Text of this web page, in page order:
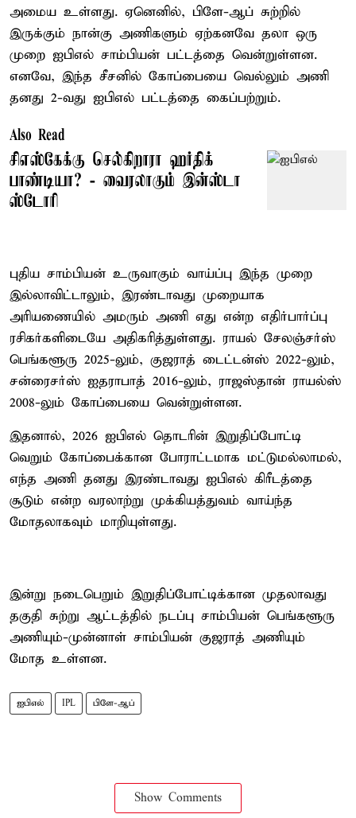
அமைய உள்ளது. ஏனெனில், பிளே-ஆப் சுற்றில்
இருக்கும் நான்கு அணிகளும் ஏற்கனவே தலா ஒரு
முறை ஐபிஎல் சாம்பியன் பட்டத்தை வென்றுள்ளன.
எனவே, இந்த சீசனில் கோப்பையை வெல்லும் அணி
தனது 2-வது ஐபிஎல் பட்டத்தை கைப்பற்றும்.
Also Read
சிஎஸ்கேக்கு செல்கிறாரா ஹர்திக்
பாண்டியா? - வைரலாகும் இன்ஸ்டா
ஸ்டோரி
புதிய சாம்பியன் உருவாகும் வாய்ப்பு இந்த முறை
இல்லாவிட்டாலும், இரண்டாவது முறையாக
அரியணையில் அமரும் அணி எது என்ற எதிர்பார்ப்பு
ரசிகர்களிடையே அதிகரித்துள்ளது. ராயல் சேலஞ்சர்ஸ்
பெங்களூரு 2025-லும், குஜராத் டைட்டன்ஸ் 2022-லும்,
சன்ரைசர்ஸ் ஐதராபாத் 2016-லும், ராஜஸ்தான் ராயல்ஸ்
2008-லும் கோப்பையை வென்றுள்ளன.
இதனால், 2026 ஐபிஎல் தொடரின் இறுதிப்போட்டி
வெறும் கோப்பைக்கான போராட்டமாக மட்டுமல்லாமல்,
எந்த அணி தனது இரண்டாவது ஐபிஎல் கிரீடத்தை
சூடும் என்ற வரலாற்று முக்கியத்துவம் வாய்ந்த
மோதலாகவும் மாறியுள்ளது.
இன்று நடைபெறும் இறுதிப்போட்டிக்கான முதலாவது
தகுதி சுற்று ஆட்டத்தில் நடப்பு சாம்பியன் பெங்களூரு
அணியும்-முன்னாள் சாம்பியன் குஜராத் அணியும்
மோத உள்ளன.
ஐபிஎல் IPL பிளே-ஆப்
Show Comments